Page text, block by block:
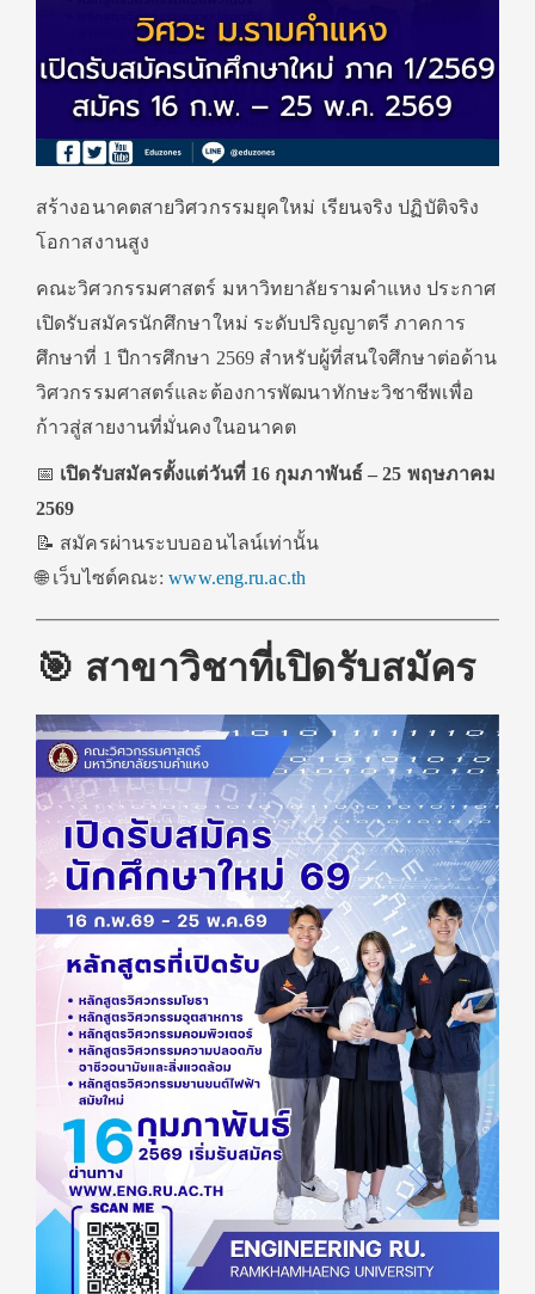
สร้างอนาคตสายวิศวกรรมยุคใหม่ เรียนจริง ปฏิบัติจริง
โอกาสงานสูง
คณะวิศวกรรมศาสตร์ มหาวิทยาลัยรามคำแหง ประกาศ
เปิดรับสมัครนักศึกษาใหม่ ระดับปริญญาตรี ภาคการ
ศึกษาที่ 1 ปีการศึกษา 2569 สำหรับผู้ที่สนใจศึกษาต่อด้าน
วิศวกรรมศาสตร์และต้องการพัฒนาทักษะวิชาชีพเพื่อ
ก้าวสู่สายงานที่มั่นคงในอนาคต
📅 เปิดรับสมัครตั้งแต่วันที่ 16 กุมภาพันธ์ – 25 พฤษภาคม
2569
📝 สมัครผ่านระบบออนไลน์เท่านั้น
🌐 เว็บไซต์คณะ:www.eng.ru.ac.th
🎯 สาขาวิชาที่เปิดรับสมัคร